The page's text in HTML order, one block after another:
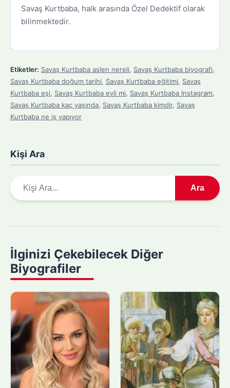
Savaş Kurtbaba, halk arasında Özel Dedektif olarak
bilinmektedir.
Etiketler: Savaş Kurtbaba aslen nereli, Savaş Kurtbaba biyografi,
Savaş Kurtbaba doğum tarihi, Savaş Kurtbaba eğitimi, Savaş
Kurtbaba eşi, Savaş Kurtbaba evli mi, Savaş Kurtbaba Instagram,
Savaş Kurtbaba kaç yaşında, Savaş Kurtbaba kimdir, Savaş
Kurtbaba ne iş yapıyor
Kişi Ara
r
y
a
p
n
:
Ara
İlginizi Çekebilecek Diğer
Biyografiler